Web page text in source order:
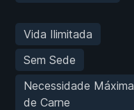
Vida Ilimitada
Sem Sede
Necessidade Máxima
de Carne